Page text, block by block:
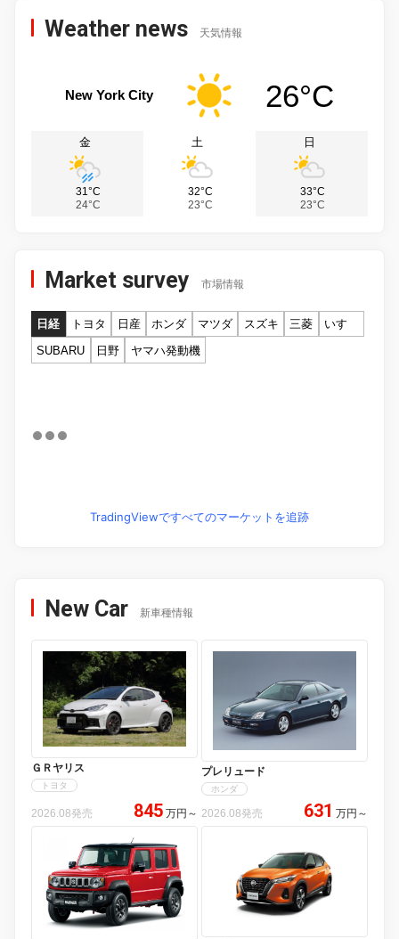
Weather news 天気情報
New York City 26°C
金
31°C
24°C
土
32°C
23°C
日
33°C
23°C
Market survey 市場情報
日経 トヨタ 日産 ホンダ マツダ スズキ 三菱
いすゞ
SUBARU
日野 ヤマハ発動機
TradingViewですべてのマーケットを追跡
New Car 新車種情報
ＧＲヤリス
トヨタ
2026.08発売 845 万円 ～
プレリュード
ホンダ
2026.08発売 631 万円 ～